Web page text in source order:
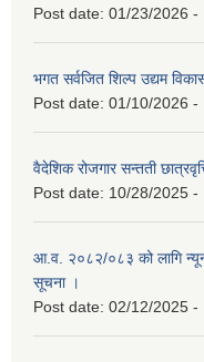
Post date: 01/23/2026 -
भगत सर्वजित शिल्प उद्यम
Post date: 01/10/2026 -
वैदेशिक रोजगार सन्तती
Post date: 10/28/2025 -
आ.व. २०८२/०८३ को लागि
सूचना ।
Post date: 02/12/2025 -